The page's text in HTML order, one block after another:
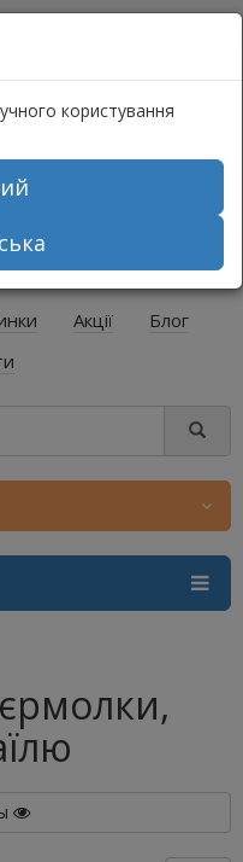
64-04
64-04
Акції
Блог
користування